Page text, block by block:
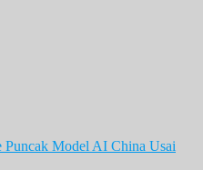
Model AI China Usai